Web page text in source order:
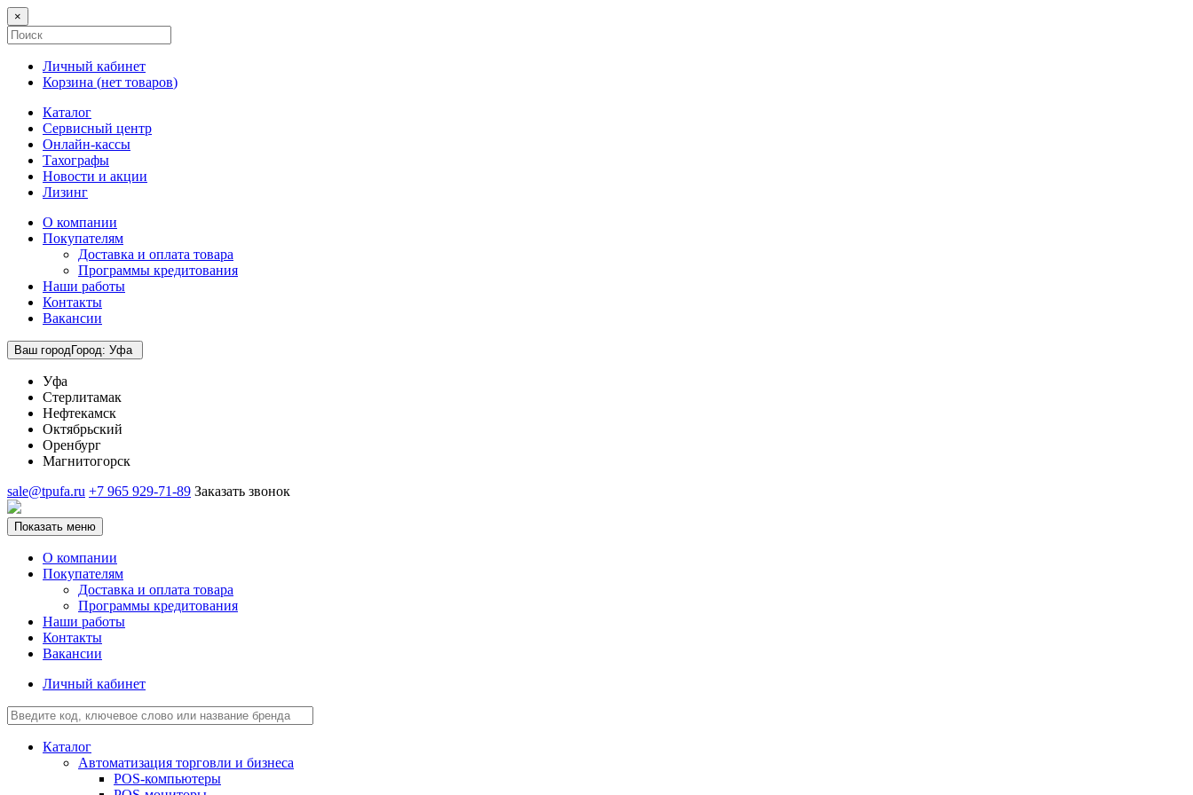
×
Личный кабинет
Корзина (нет товаров)
Каталог
Сервисный центр
Онлайн-кассы
Тахографы
Новости и акции
Лизинг
О компании
Покупателям
Доставка и оплата товара
Программы кредитования
Наши работы
Контакты
Вакансии
Ваш городГород: Уфа
Уфа
Стерлитамак
Нефтекамск
Октябрьский
Оренбург
Магнитогорск
sale@tpufa.ru +7 965 929-71-89 Заказать звонок
Показать меню
О компании
Покупателям
Доставка и оплата товара
Программы кредитования
Наши работы
Контакты
Вакансии
Личный кабинет
Каталог
Автоматизация торговли и бизнеса
POS-компьютеры